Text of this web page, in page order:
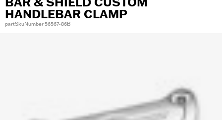
HANDLEBAR CLAMP
partSkuNumber 56567-86B